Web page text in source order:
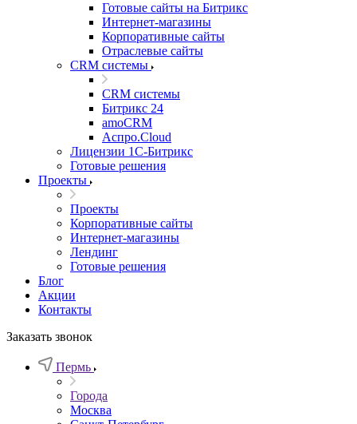
Готовые сайты на Битрикс
Интернет-магазины
Корпоративные сайты
Отраслевые сайты
CRM системы
CRM системы
Битрикс 24
amoCRM
Аспро.Cloud
Лицензии 1С-Битрикс
Готовые решения
Проекты
Проекты
Корпоративные сайты
Интернет-магазины
Лендинг
Готовые решения
Блог
Акции
Контакты
Заказать звонок
Пермь
Города
Москва